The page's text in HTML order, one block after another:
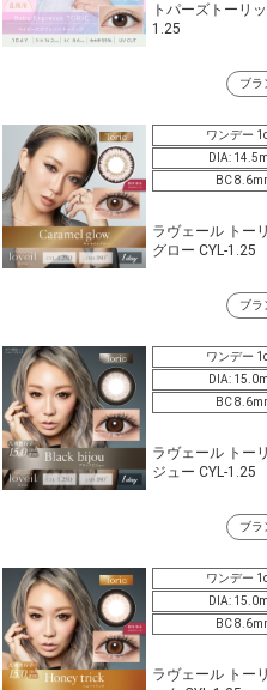
トパーズトーリ
1.25
ブラ
ワンデー
DIA:
BC
ラヴェール トー
グロー CYL-1.25
ブラ
ワンデー
DIA:
BC
ラヴェール トー
ジュー CYL-1.25
ブラ
ワンデー
DIA:
BC
ラヴェール トー